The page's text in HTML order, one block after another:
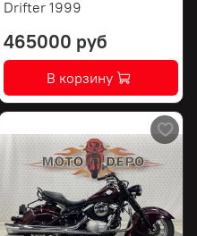
Drifter 1999
465000 руб
В корзину